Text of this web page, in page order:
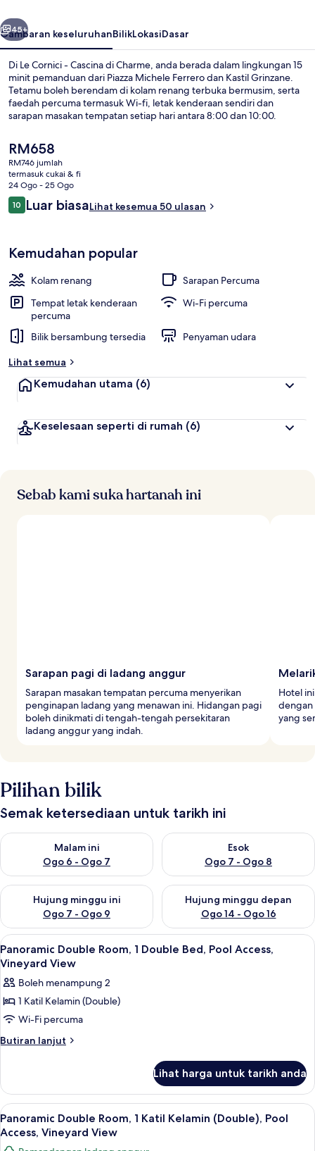
Charme
Seterusnya
45+
Gambaran keseluruhanBilikLokasiDasar
Di Le Cornici - Cascina di Charme, anda berada dalam lingkungan 15
minit pemanduan dari Piazza Michele Ferrero dan Kastil Grinzane.
Tetamu boleh berendam di kolam renang terbuka bermusim, serta
faedah percuma termasuk Wi-fi, letak kenderaan sendiri dan
sarapan masakan tempatan setiap hari antara 8:00 dan 10:00.
Harga
semasa
ialah
RM658
RM658
RM746 jumlah
termasuk cukai & fi
24 Ogo - 25 Ogo
Ulasan
1010 daripada 10
Luar biasaLihat kesemua 50 ulasan
Kemudahan popular
Kolam renang
Sarapan Percuma
Tempat letak kenderaan
percuma
Wi-Fi percuma
Bilik bersambung tersedia
Penyaman udara
Lihat semua
Kemudahan utama (6)
Keselesaan seperti di rumah (6)
Sebab kami suka hartanah ini
Sarapan pagi di ladang anggur
Sarapan masakan tempatan percuma menyerikan
penginapan ladang yang menawan ini. Hidangan pagi
boleh dinikmati di tengah-tengah persekitaran
ladang anggur yang indah.
Hotel
dengan
yang
Pilihan bilik
Semak ketersediaan untuk tarikh ini
Malam ini
Ogo 6 - Ogo 7
Semak ketersediaan untuk malam ini Ogo 6 - Ogo 7
Esok
Ogo 7 - Ogo 8
Semak ketersediaan untuk
Hujung minggu ini
Ogo 7 - Ogo 9
Semak ketersediaan untuk hujung minggu ini Ogo 7 - Ogo 9
Hujung minggu depan
Ogo 14 - Ogo 16
Semak ketersediaan untuk
Lihat
semua
foto
untuk
Panoramic
Double
Room,
Bed,
Pool
Access,
Vineyard
Cadar Frette Itali, peralatan tempat
10
Panoramic Double Room, 1 Double Bed, Pool Access,
Vineyard View
Boleh menampung 2
1 Katil Kelamin (Double)
Wi-Fi percuma
Butiran lanjut
Butiran
Double
Room,
1
Double
Lihat harga untuk tarikh anda
Lihat
semua
foto
Panoramic Double Room, 1 Katil
10
Panoramic Double Room, 1 Katil Kelamin (Double), Pool
Access, Vineyard View